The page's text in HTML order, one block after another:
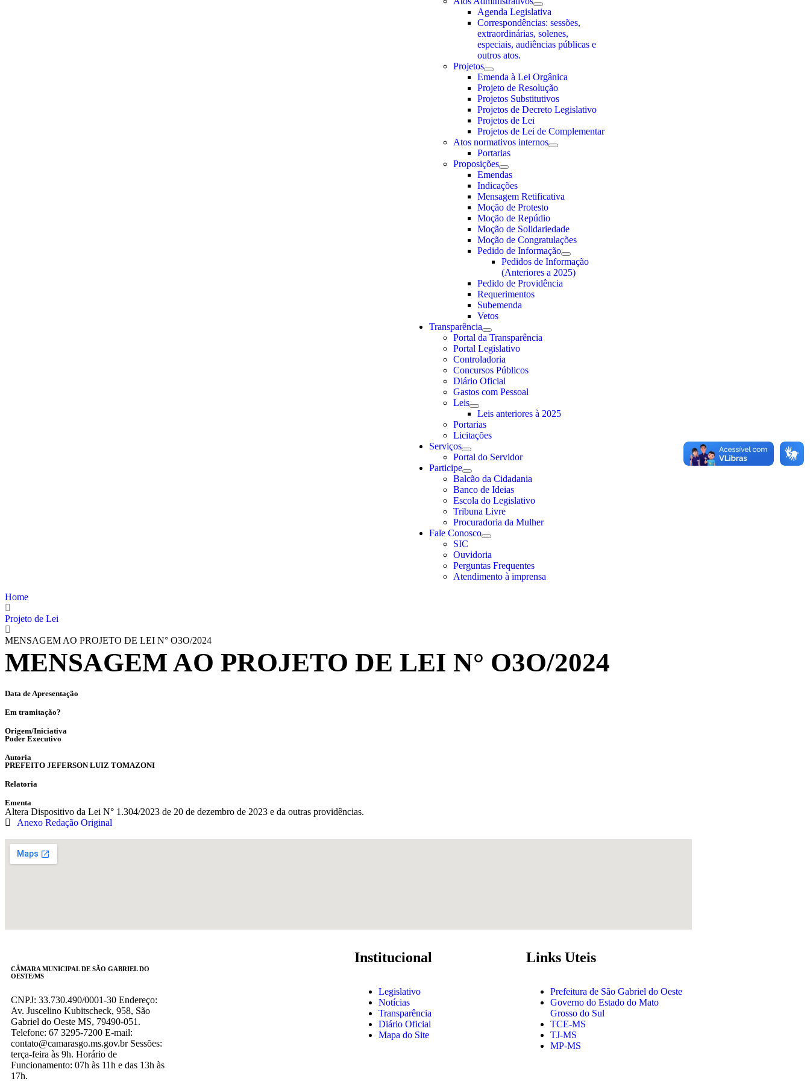
Agenda Legislativa
Correspondências: sessões,
extraordinárias, solenes,
especiais, audiências públicas e
outros atos.
Projetos
Emenda à Lei Orgânica
Projeto de Resolução
Projetos Substitutivos
Projetos de Decreto Legislativo
Projetos de Lei
Projetos de Lei de Complementar
Atos normativos internos
Portarias
Proposições
Emendas
Indicações
Mensagem Retificativa
Moção de Protesto
Moção de Repúdio
Moção de Solidariedade
Moção de Congratulações
Pedido de Informação
Pedidos de Informação
(Anteriores a 2025)
Pedido de Providência
Requerimentos
Subemenda
Vetos
Transparência
Portal da Transparência
Portal Legislativo
Controladoria
Concursos Públicos
Diário Oficial
Gastos com Pessoal
Leis
Leis anteriores à 2025
Portarias
Licitações
Serviços
Portal do Servidor
Participe
Balcão da Cidadania
Banco de Ideias
Escola do Legislativo
Tribuna Livre
Procuradoria da Mulher
Fale Conosco
SIC
Ouvidoria
Perguntas Frequentes
Atendimento à imprensa
Home
Projeto de Lei
MENSAGEM AO PROJETO DE LEI N° O3O/2024
MENSAGEM AO PROJETO DE LEI N° O3O/2024
Data de Apresentação
Em tramitação?
Origem/Iniciativa
Poder Executivo
Autoria
PREFEITO JEFERSON LUIZ TOMAZONI
Relatoria
Ementa
Altera Dispositivo da Lei N° 1.304/2023 de 20 de dezembro de 2023 e da outras providências.
Anexo Redação Original
CÂMARA MUNICIPAL DE SÃO GABRIEL DO
OESTE/MS
CNPJ: 33.730.490/0001-30 Endereço:
Av. Juscelino Kubitscheck, 958, São
Gabriel do Oeste MS, 79490-051.
Telefone: 67 3295-7200 E-mail:
contato@camarasgo.ms.gov.br Sessões:
terça-feira às 9h. Horário de
Funcionamento: 07h às 11h e das 13h às
17h.
Institucional
Legislativo
Notícias
Transparência
Diário Oficial
Mapa do Site
Links Uteis
Prefeitura de São Gabriel do Oeste
Governo do Estado do Mato
Grosso do Sul
TCE-MS
TJ-MS
MP-MS